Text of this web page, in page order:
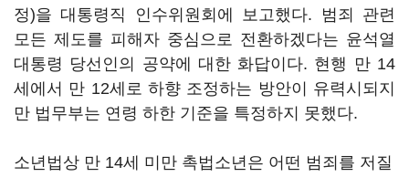
정)을 대통령직 인수위원회에 보고했다. 범죄 관련
모든 제도를 피해자 중심으로 전환하겠다는 윤석열
대통령 당선인의 공약에 대한 화답이다. 현행 만 14
세에서 만 12세로 하향 조정하는 방안이 유력시되지
만 법무부는 연령 하한 기준을 특정하지 못했다.
소년법상 만 14세 미만 촉법소년은 어떤 범죄를 저질